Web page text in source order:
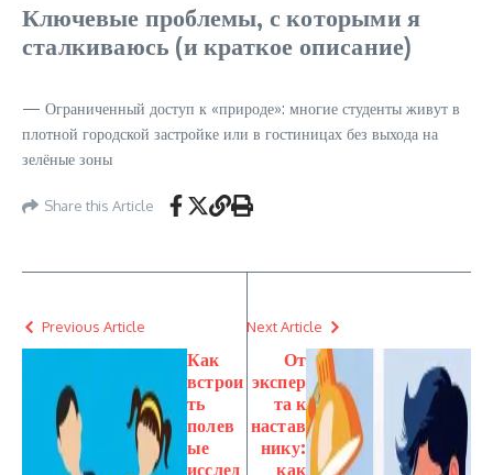
Ключевые проблемы, с которыми я
сталкиваюсь (и краткое описание)
— Ограниченный доступ к «природе»: многие студенты живут в
плотной городской застройке или в гостиницах без выхода на
зелёные зоны
Share this Article
Previous Article
Как
встрои
ть
полев
ые
исслед
Next Article
От
экспер
та к
настав
нику:
как